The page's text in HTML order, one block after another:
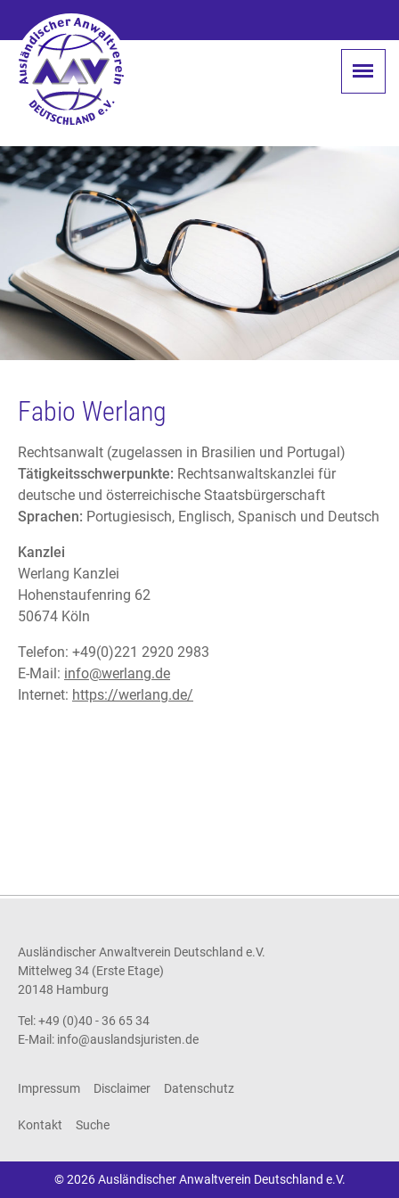
Fabio Werlang
Rechtsanwalt (zugelassen in Brasilien und Portugal)
Tätigkeitsschwerpunkte: Rechtsanwaltskanzlei für
deutsche und österreichische Staatsbürgerschaft
Sprachen: Portugiesisch, Englisch, Spanisch und Deutsch
Kanzlei
Werlang Kanzlei
Hohenstaufenring 62
50674 Köln
Telefon: +49(0)221 2920 2983
E-Mail: info@werlang.de
Internet: https://werlang.de/
Ausländischer Anwaltverein Deutschland e.V.
Mittelweg 34 (Erste Etage)
20148 Hamburg
Tel: +49 (0)40 - 36 65 34
E-Mail: info@auslandsjuristen.de
Impressum Disclaimer Datenschutz
Kontakt Suche
© 2026 Ausländischer Anwaltverein Deutschland e.V.